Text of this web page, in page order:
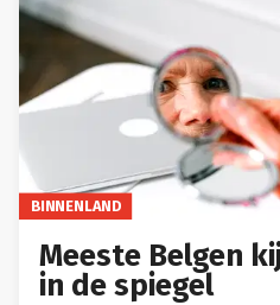
BINNENLAND
Meeste Belgen
in de spiegel